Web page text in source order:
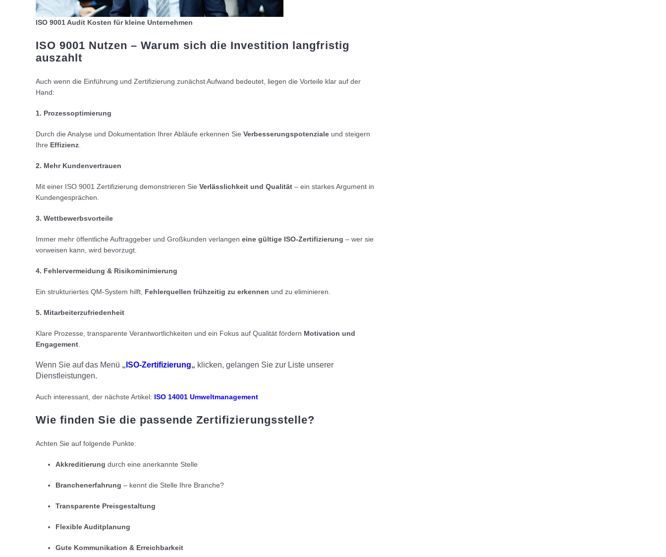
ISO 9001 Audit Kosten für kleine Unternehmen
ISO 9001 Nutzen – Warum sich die Investition langfristig
auszahlt
Auch wenn die Einführung und Zertifizierung zunächst Aufwand bedeutet, liegen die Vorteile klar auf der
Hand:
1. Prozessoptimierung
Durch die Analyse und Dokumentation Ihrer Abläufe erkennen Sie Verbesserungspotenziale und steigern
Ihre Effizienz
2. Mehr Kundenvertrauen
Mit einer ISO 9001 Zertifizierung demonstrieren Sie Verlässlichkeit und Qualität – ein starkes Argument in
Kundengesprächen.
3. Wettbewerbsvorteile
Immer mehr öffentliche Auftraggeber und Großkunden verlangen eine gültige ISO-Zertifizierung – wer sie
vorweisen kann, wird bevorzugt.
4. Fehlervermeidung & Risikominimierung
Ein strukturiertes QM-System hilft, Fehlerquellen frühzeitig zu erkennen und zu eliminieren.
5. Mitarbeiterzufriedenheit
Klare Prozesse, transparente Verantwortlichkeiten und ein Fokus auf Qualität fördern Motivation und
Engagement
Wenn Sie auf das Menü „ ISO-Zertifizierung„ klicken, gelangen Sie zur Liste unserer
Dienstleistungen.
Auch interessant, der nächste Artikel: ISO 14001 Umweltmanagement
Wie finden Sie die passende Zertifizierungsstelle?
Achten Sie auf folgende Punkte:
Akkreditierung durch eine anerkannte Stelle
Branchenerfahrung – kennt die Stelle Ihre Branche?
Transparente Preisgestaltung
Flexible Auditplanung
Gute Kommunikation & Erreichbarkeit